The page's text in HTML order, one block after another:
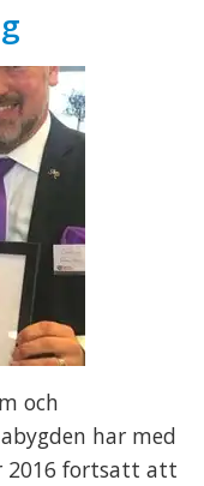
och
har med
2016 fortsatt att